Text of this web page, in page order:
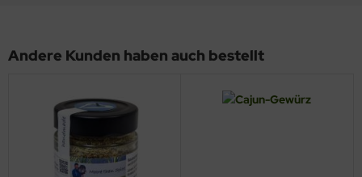
Andere Kunden haben auch bestellt